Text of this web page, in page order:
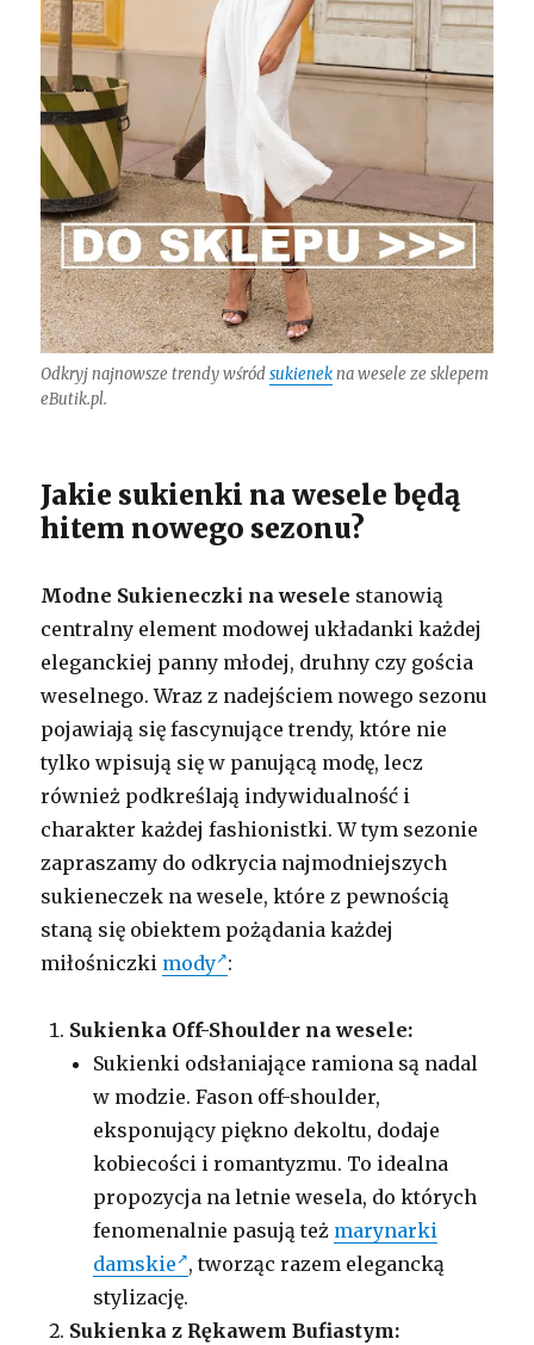
Odkryj najnowsze trendy wśródsukienekna wesele ze sklepem
eButik.pl.
Jakie sukienki na wesele będą
hitem nowego sezonu?
Modne Sukieneczki na wesele stanowią
centralny element modowej układanki każdej
eleganckiej panny młodej, druhny czy gościa
weselnego. Wraz z nadejściem nowego sezonu
pojawiają się fascynujące trendy, które nie
tylko wpisują się w panującą modę, lecz
również podkreślają indywidualność i
charakter każdej fashionistki. W tym sezonie
zapraszamy do odkrycia najmodniejszych
sukieneczek na wesele, które z pewnością
staną się obiektem pożądania każdej
miłośniczki mody :
Sukienka Off-Shoulder na wesele:
Sukienki odsłaniające ramiona są nadal
w modzie. Fason off-shoulder,
eksponujący piękno dekoltu, dodaje
kobiecości i romantyzmu. To idealna
propozycja na letnie wesela, do których
fenomenalnie pasują też marynarki
damskie , tworząc razem elegancką
stylizację.
Sukienka z Rękawem Bufiastym: